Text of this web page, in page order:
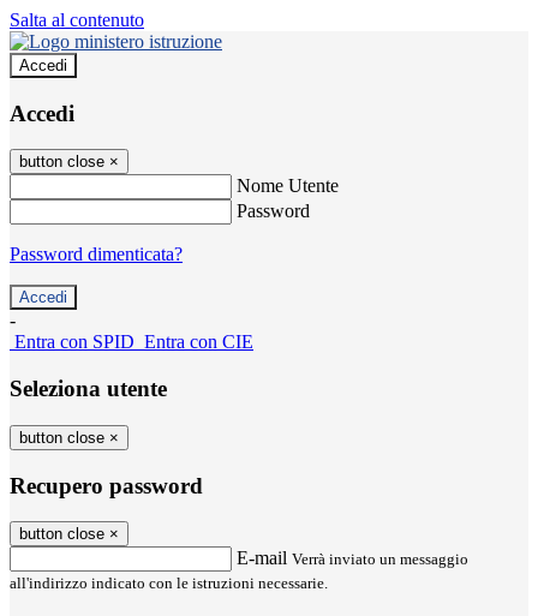
Salta al contenuto
Accedi
Accedi
button close ×
Nome Utente
Password
Password dimenticata?
-
Entra con SPID Entra con CIE
Seleziona utente
button close ×
Recupero password
button close ×
E-mail Verrà inviato un messaggio
all'indirizzo indicato con le istruzioni necessarie.